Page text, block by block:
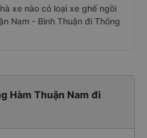
xe nào có loại xe ghế ngồi
Nam - Bình Thuận đi Thống
Hàm Thuận Nam đi